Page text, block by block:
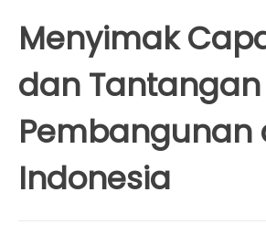
Menyimak
dan Tantangan
Pembangunan
Indonesia